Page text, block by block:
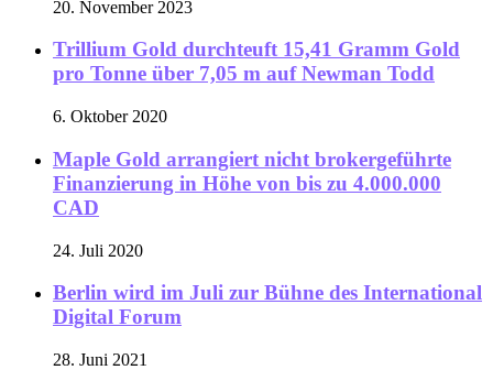
20. November 2023
Trillium Gold durchteuft 15,41 Gramm Gold
pro Tonne über 7,05 m auf Newman Todd
6. Oktober 2020
Maple Gold arrangiert nicht brokergeführte
Finanzierung in Höhe von bis zu 4.000.000
CAD
24. Juli 2020
Berlin wird im Juli zur Bühne des International
Digital Forum
28. Juni 2021